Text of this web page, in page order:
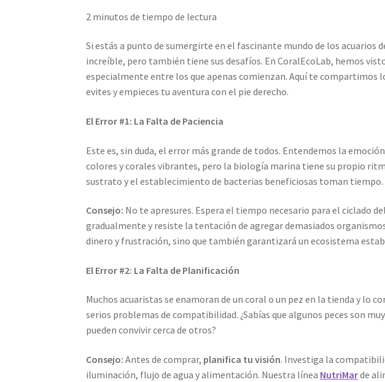
2 minutos de tiempo de lectura
Si estás a punto de sumergirte en el fascinante mundo de los acuarios
increíble, pero también tiene sus desafíos. En CoralEcoLab, hemos
especialmente entre los que apenas comienzan. Aquí te compartimos
evites y empieces tu aventura con el pie derecho.
El Error #1: La Falta de Paciencia
Este es, sin duda, el error más grande de todos. Entendemos la
colores y corales vibrantes, pero la biología marina tiene su propio
sustrato y el establecimiento de bacterias beneficiosas toman tiempo.
Consejo: No te apresures. Espera el tiempo necesario para el ciclado
gradualmente y resiste la tentación de agregar demasiados
dinero y frustración, sino que también garantizará un ecosistema
El Error #2: La Falta de Planificación
Muchos acuaristas se enamoran de un coral o un pez en la tienda y lo
serios problemas de compatibilidad. ¿Sabías que algunos peces son
pueden convivir cerca de otros?
Consejo: Antes de comprar, planifica tu visión. Investiga la
iluminación, flujo de agua y alimentación. Nuestra línea NutriMarde